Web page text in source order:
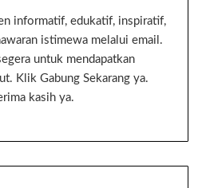
informatif, edukatif, inspiratif,
istimewa melalui email.
untuk mendapatkan
Klik Gabung Sekarang ya.
kasih ya.